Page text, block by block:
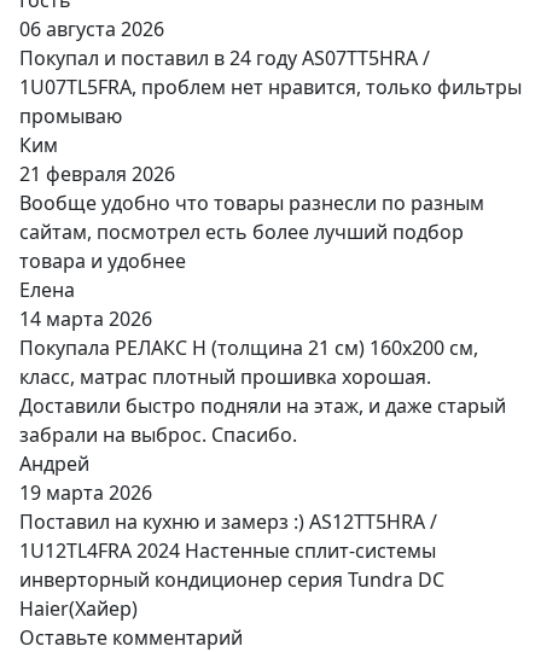
06 августа 2026
Покупал и поставил в 24 году AS07TT5HRA /
1U07TL5FRA, проблем нет нравится, только фильтры
промываю
Ким
21 февраля 2026
Вообще удобно что товары разнесли по разным
сайтам, посмотрел есть более лучший подбор
товара и удобнее
Елена
14 марта 2026
Покупала РЕЛАКС Н (толщина 21 см) 160х200 см,
класс, матрас плотный прошивка хорошая.
Доставили быстро подняли на этаж, и даже старый
забрали на выброс. Спасибо.
Андрей
19 марта 2026
Поставил на кухню и замерз :) AS12TT5HRA /
1U12TL4FRA 2024 Настенные сплит-системы
инверторный кондиционер серия Tundra DC
Haier(Хайер)
Оставьте комментарий